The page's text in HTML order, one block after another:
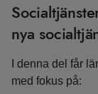
nya
I denna del får
med fokus på: